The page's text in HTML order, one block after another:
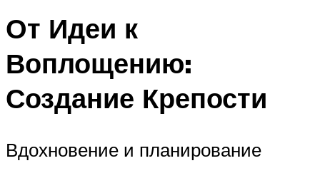
От Идеи к
Воплощению:
Создание Крепости
Вдохновение и планирование